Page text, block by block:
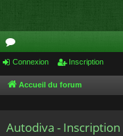
or
u
s
Connexion Inscription
Accueil du forum
Autodiva - Inscription